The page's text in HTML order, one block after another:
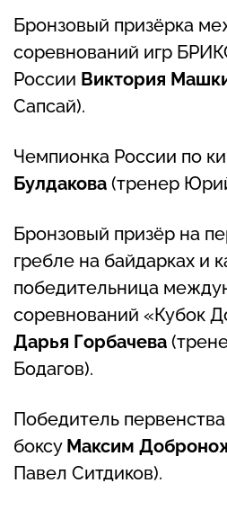
Бронзовый призёрка
соревнований игр
России Виктория
Сапсай).
Чемпионка России по
Булдакова (тренер
Бронзовый призёр на
гребле на байдарках и
победительница
соревнований «Кубок
Дарья Горбачева
Бодагов).
Победитель
боксу Максим
Павел Ситдиков).